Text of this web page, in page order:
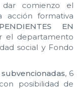
dar comienzo el
acción formativa
EN
el departamento
social y Fondo
subvencionadas, 6
posibilidad de